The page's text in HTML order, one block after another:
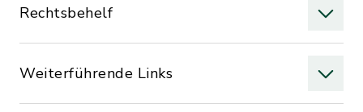
Rechtsbehelf
Weiterführende Links